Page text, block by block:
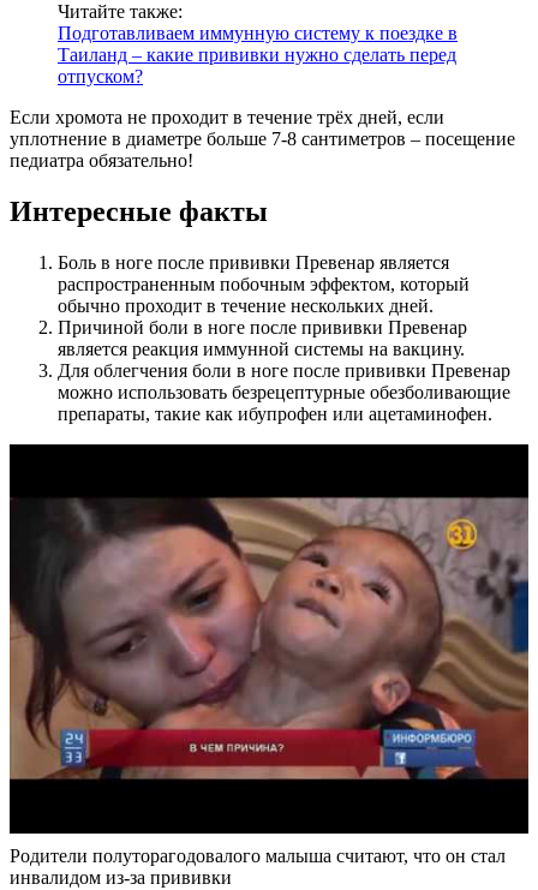
Читайте также:
Подготавливаем иммунную систему к поездке в
Таиланд – какие прививки нужно сделать перед
отпуском?
Если хромота не проходит в течение трёх дней, если
уплотнение в диаметре больше 7-8 сантиметров – посещение
педиатра обязательно!
Интересные факты
Боль в ноге после прививки Превенар является
распространенным побочным эффектом, который
обычно проходит в течение нескольких дней.
Причиной боли в ноге после прививки Превенар
является реакция иммунной системы на вакцину.
Для облегчения боли в ноге после прививки Превенар
можно использовать безрецептурные обезболивающие
препараты, такие как ибупрофен или ацетаминофен.
Родители полуторагодовалого малыша считают, что он стал
инвалидом из-за прививки